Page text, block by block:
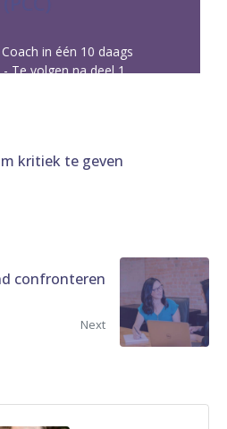
in één 10 daags
Te volgen na deel 1
kritiek te geven
confronteren
Next